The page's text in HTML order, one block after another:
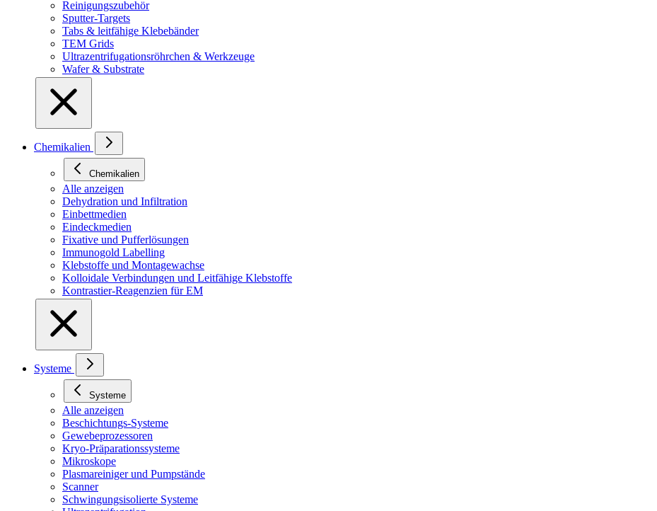
Reinigungszubehör
Sputter-Targets
Tabs & leitfähige Klebebänder
TEM Grids
Ultrazentrifugationsröhrchen & Werkzeuge
Wafer & Substrate
Chemikalien
Chemikalien
Alle anzeigen
Dehydration und Infiltration
Einbettmedien
Eindeckmedien
Fixative und Pufferlösungen
Immunogold Labelling
Klebstoffe und Montagewachse
Kolloidale Verbindungen und Leitfähige Klebstoffe
Kontrastier-Reagenzien für EM
Systeme
Systeme
Alle anzeigen
Beschichtungs-Systeme
Gewebeprozessoren
Kryo-Präparationssysteme
Mikroskope
Plasmareiniger und Pumpstände
Scanner
Schwingungsisolierte Systeme